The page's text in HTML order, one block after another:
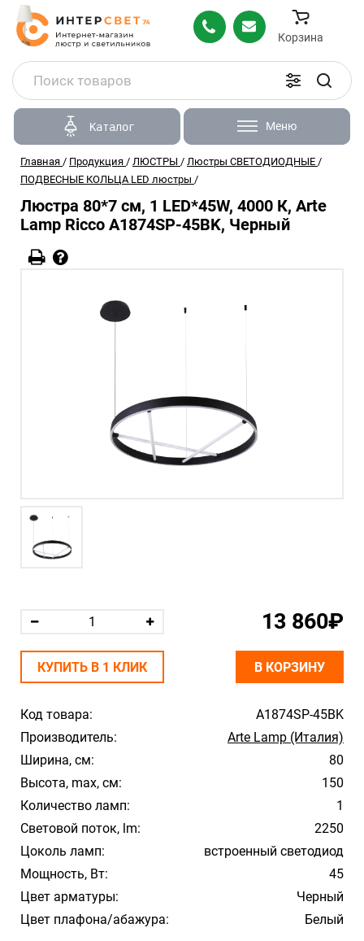
Корзина
Каталог Меню
Главная / Продукция / ЛЮСТРЫ / Люстры СВЕТОДИОДНЫЕ /
ПОДВЕСНЫЕ КОЛЬЦА LED люстры /
Люстра 80*7 см, 1 LED*45W, 4000 К, Arte
Lamp Ricco A1874SP-45BK, Черный
Код товара:
A1874SP-45BK
Производитель:
Arte Lamp (Италия)
Ширина, см:
80
Высота, max, см:
150
Количество ламп:
1
Световой поток, lm:
2250
Цоколь ламп:
встроенный светодиод
Мощность, Вт:
45
Цвет арматуры:
Черный
Цвет плафона/абажура:
Белый
13 860₽
КУПИТЬ В 1 КЛИК В КОРЗИНУ